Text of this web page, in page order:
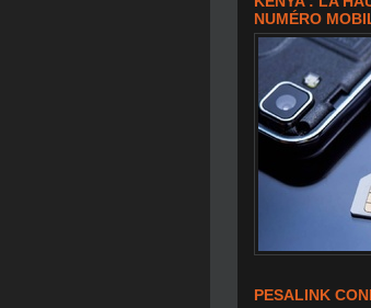
NUMÉRO
PESALINK